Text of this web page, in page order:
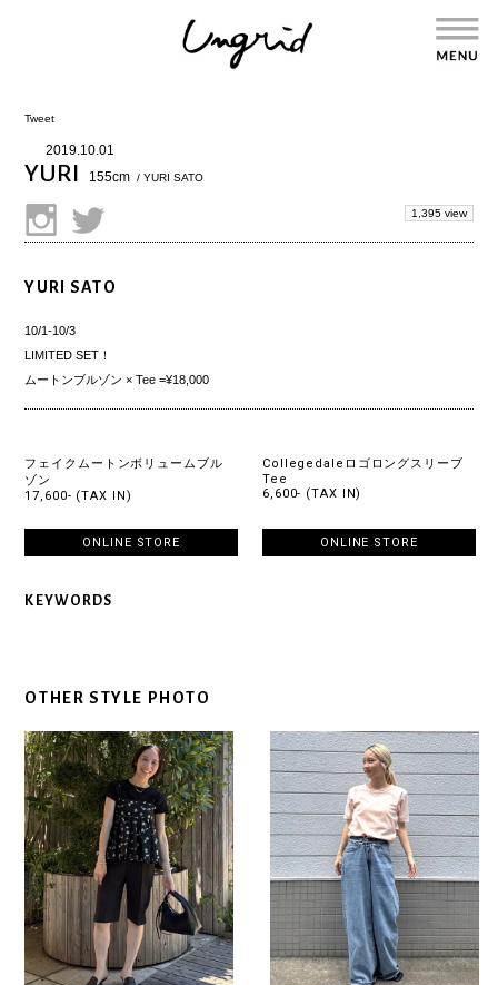
Tweet
2019.10.01
YURI 155cm / YURI SATO
1,395 view
YURI SATO
10/1-10/3
LIMITED SET！
ムートンブルゾン × Tee =¥18,000
フェイクムートンボリュームブル
ゾン
17,600- (TAX IN)
ONLINE STORE
Collegedaleロゴロングスリーブ
Tee
6,600- (TAX IN)
ONLINE STORE
KEYWORDS
OTHER STYLE PHOTO